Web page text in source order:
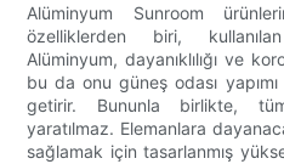
Alüminyum Sunroom
özelliklerden biri,
Alüminyum, dayanıklılığı ve
bu da onu güneş odası
getirir. Bununla birlikte,
yaratılmaz. Elemanlara
sağlamak için tasarlanmış